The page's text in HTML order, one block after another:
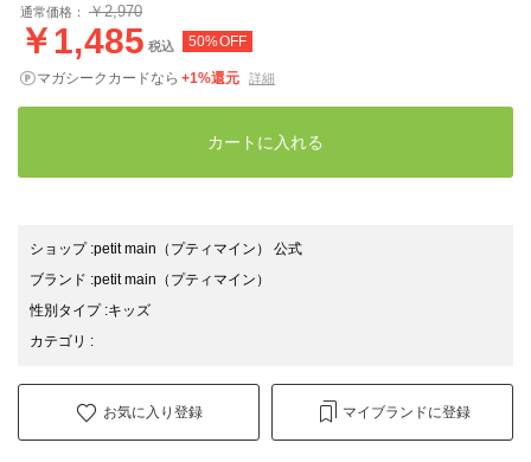
通常価格： ￥2,970
￥1,485 税込 50%OFF
マガシークカードなら +1%還元 詳細
カートに入れる
ショップ:petit main（プティマイン） 公式
ブランド :petit main （プティマイン）
性別タイプ:キッズ
カテゴリ :
お気に入り登録 マイブランドに登録